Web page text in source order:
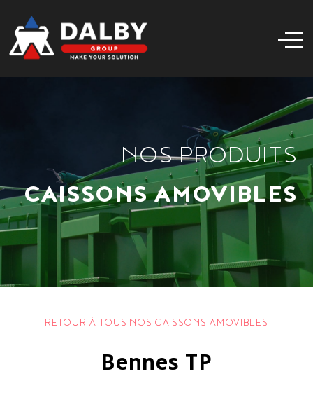
NOS PRODUITS
CAISSONS AMOVIBLES
RETOUR À TOUS NOS CAISSONS AMOVIBLES
Bennes TP